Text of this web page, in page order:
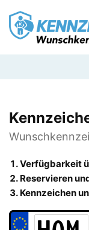
Verfügbarkeit
Reservieren
Kennzeichen